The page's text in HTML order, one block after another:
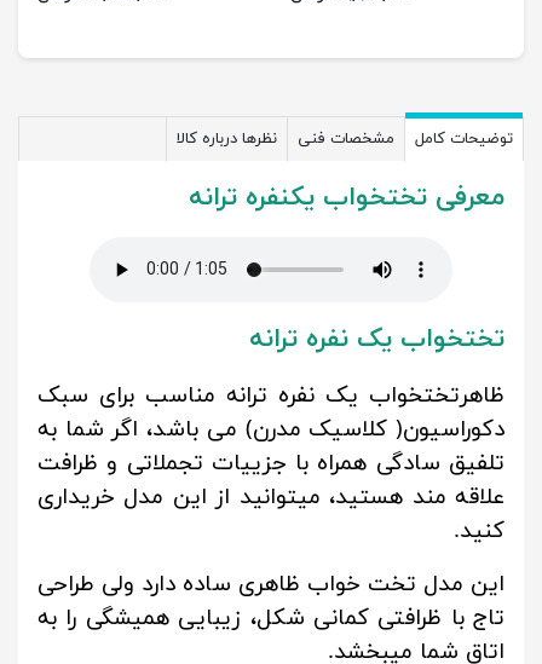
توضیحات کامل مشخصات فنی نظرها درباره کالا
معرفی تختخواب یکنفره ترانه
تختخواب یک نفره ترانه
ظاهرتختخواب یک نفره ترانه مناسب برای سبک
دکوراسیون( کلاسیک مدرن) می باشد، اگر شما به
تلفیق سادگی همراه با جزییات تجملاتی و ظرافت
علاقه مند هستید، میتوانید از این مدل خریداری
کنید.
این مدل تخت خواب ظاهری ساده دارد ولی طراحی
تاج با ظرافتی کمانی شکل، زیبایی همیشگی را به
اتاق شما میبخشد.